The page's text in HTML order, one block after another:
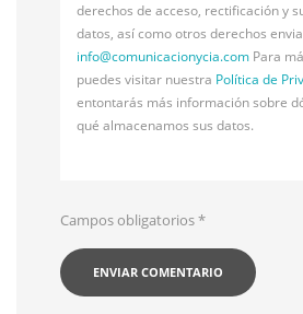
derechos de acceso, rectificación y
datos, así como otros derechos
info@comunicacionycia.com Para
puedes visitar nuestra Política de
entontarás más información sobre
qué almacenamos sus datos.
Campos obligatorios*